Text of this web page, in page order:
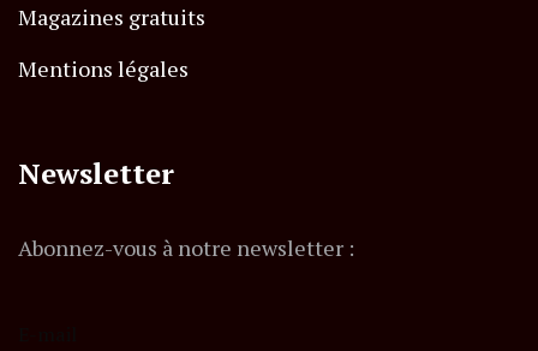
Magazines gratuits
Mentions légales
Newsletter
Abonnez-vous à notre newsletter :